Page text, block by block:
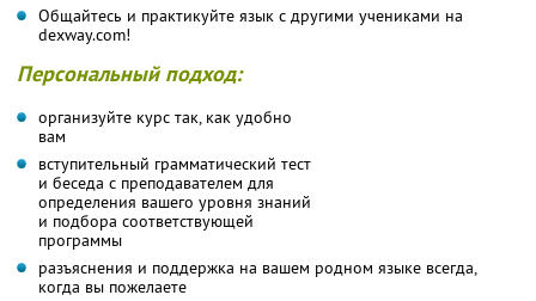
Общайтесь и практикуйте язык с другими учениками на
dexway.com!
Персональный подход:
организуйте курс так, как удобно
вам
вступительный грамматический тест
и беседа с преподавателем для
определения вашего уровня знаний
и подбора соответствующей
программы
разъяснения и поддержка на вашем родном языке всегда,
когда вы пожелаете